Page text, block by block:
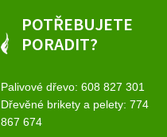
POTŘEBUJETE
PORADIT?
Palivové dřevo: 608 827 301
Dřevěné brikety a pelety: 774
867 674